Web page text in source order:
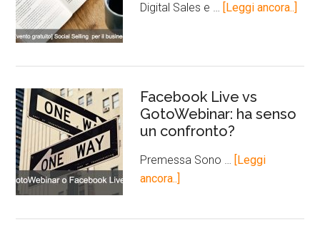
Digital Sales e … [Leggi ancora..]
Facebook Live vs
GotoWebinar: ha senso
un confronto?
Premessa Sono …
[Leggi
ancora..]